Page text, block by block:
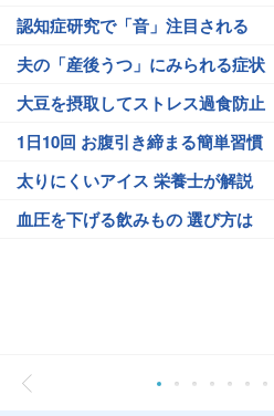
認知症研究で「音」注目される
夫の「産後うつ」にみられる症状
大豆を摂取してストレス過食防止
1日10回 お腹引き締まる簡単習慣
太りにくいアイス 栄養士が解説
血圧を下げる飲みもの 選び方は